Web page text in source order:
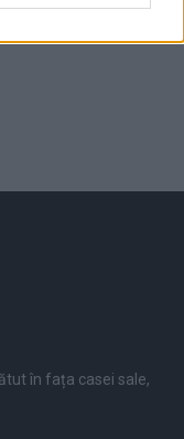
în fața casei sale,